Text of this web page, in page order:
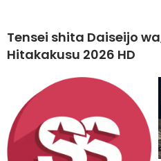
Tensei shita Daiseijo
Hitakakusu 2026 HD